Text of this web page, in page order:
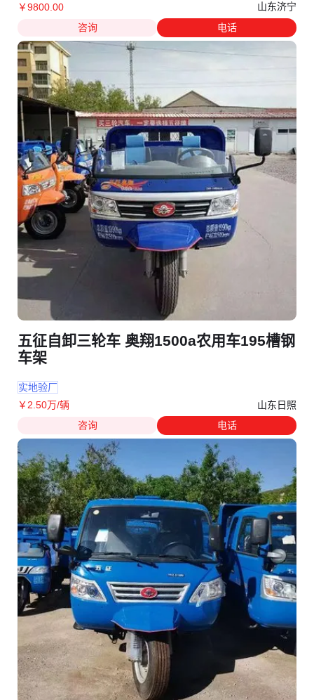
￥9800 .00
山东济宁
咨询
电话
五征自卸三轮车 奥翔1500a农用车195槽钢
车架
实地验厂
￥ 2 .50万/辆
山东日照
咨询
电话